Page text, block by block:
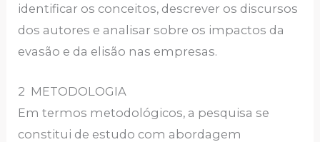
identificar os conceitos, descrever os discursos
dos autores e analisar sobre os impactos da
evasão e da elisão nas empresas.
2 METODOLOGIA
Em termos metodológicos, a pesquisa se
constitui de estudo com abordagem